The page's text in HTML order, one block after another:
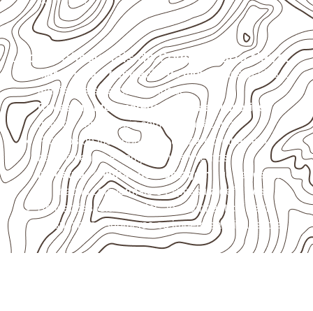
Usos profissionais do Compensado Naval
Marcenaria e fabricação de móveis
destinados a
ambientes sujeitos à umidade.
Revestimentos, paredes, pisos e divisórias
quando compatíveis com a ficha técnica.
Projetos de transporte que utilizam chapas em
revestimentos e componentes internos.
Indústrias e linhas de montagem
que necessitam
de chapas com formato e espessura definidos.
Aplicações relacionadas ao setor náutico, sem
presumir uso submerso ou impermeabilidade total.